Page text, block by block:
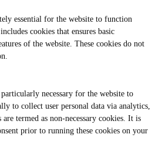
essential for the website to function
cookies that ensures basic
of the website. These cookies do not
necessary for the website to
to collect user personal data via analytics,
are termed as non-necessary cookies. It is
prior to running these cookies on your